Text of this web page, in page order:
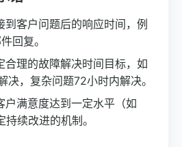
到客户问题后的响应时间，例
回复。
合理的故障解决时间目标，如
决，复杂问题72小时内解决。
户满意度达到一定水平（如
续改进的机制。